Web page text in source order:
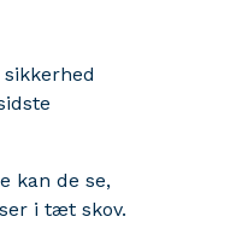
kan de se,
i tæt skov.